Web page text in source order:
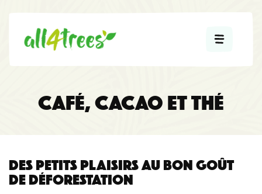
CAFÉ, CACAO ET THÉ
DES PETITS PLAISIRS AU BON GOÛT
DE DÉFORESTATION